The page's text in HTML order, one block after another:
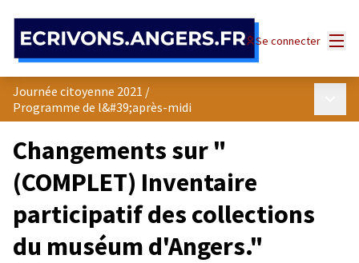
Se connecter
Journée citoyenne 2021 /
Programme de l&#39;après-midi
Changements sur "
(COMPLET) Inventaire
participatif des collections
du muséum d'Angers."